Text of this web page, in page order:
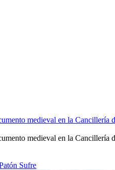
medieval en la Cancillería
medieval en la Cancillería
Sufre